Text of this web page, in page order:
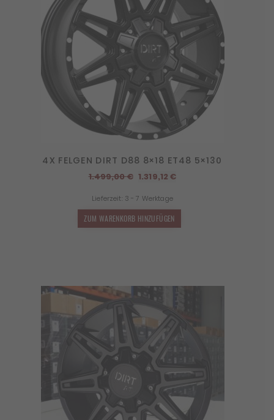
4X FELGEN DIRT D88 8×18 ET48 5×130
1.499,00€ Ursprünglicher
war:
1.499,00 €
1.319,12€Aktueller
Lieferzeit: 3 - 7 Werktage
ZUM WARENKORB HINZUFÜGEN